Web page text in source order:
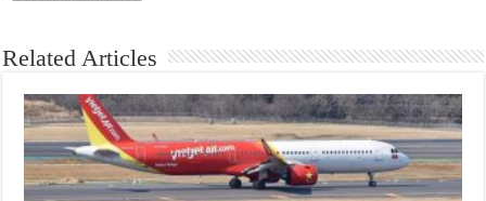
Related Articles